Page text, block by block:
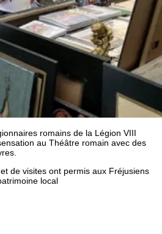
romains de la Légion VIII
au Théâtre romain avec des
de visites ont permis aux Fréjusiens
local